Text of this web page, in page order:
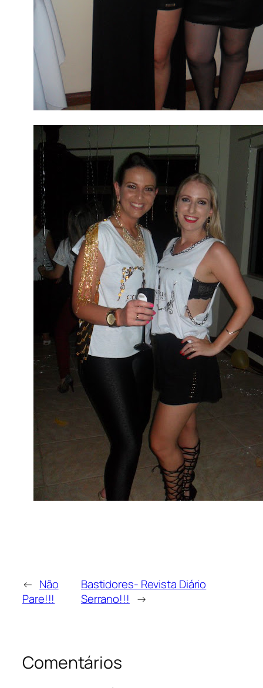
← Não
Pare!!!
Bastidores- Revista Diário
Serrano!!! →
Comentários